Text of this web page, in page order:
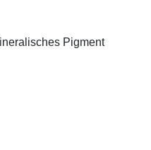
Pigment